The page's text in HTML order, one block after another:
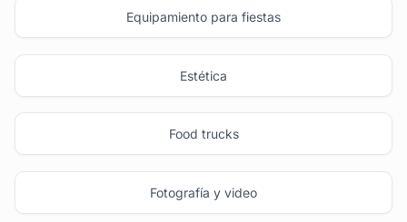
Equipamiento para fiestas
Estética
Food trucks
Fotografía y video